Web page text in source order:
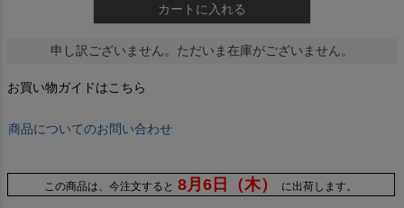
カートに入れる
申し訳ございません。ただいま在庫がございません。
お買い物ガイドはこちら
商品についてのお問い合わせ